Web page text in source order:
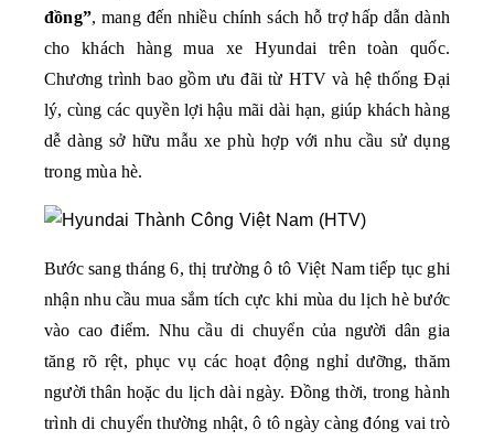
đồng”, mang đến nhiều chính sách hỗ trợ hấp dẫn dành
cho khách hàng mua xe Hyundai trên toàn quốc.
Chương trình bao gồm ưu đãi từ HTV và hệ thống Đại
lý, cùng các quyền lợi hậu mãi dài hạn, giúp khách hàng
dễ dàng sở hữu mẫu xe phù hợp với nhu cầu sử dụng
trong mùa hè.
Bước sang tháng 6, thị trường ô tô Việt Nam tiếp tục ghi
nhận nhu cầu mua sắm tích cực khi mùa du lịch hè bước
vào cao điểm. Nhu cầu di chuyển của người dân gia
tăng rõ rệt, phục vụ các hoạt động nghỉ dưỡng, thăm
người thân hoặc du lịch dài ngày. Đồng thời, trong hành
trình di chuyển thường nhật, ô tô ngày càng đóng vai trò